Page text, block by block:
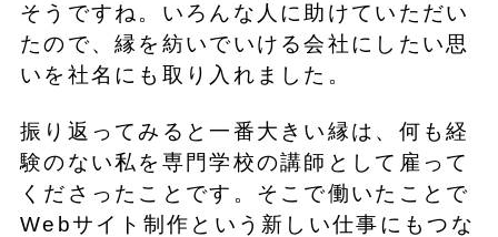
そうですね。いろんな人に助けていただい
たので、縁を紡いでいける会社にしたい思
いを社名にも取り入れました。
振り返ってみると一番大きい縁は、何も経
験のない私を専門学校の講師として雇って
くださったことです。そこで働いたことで
Webサイト制作という新しい仕事にもつな